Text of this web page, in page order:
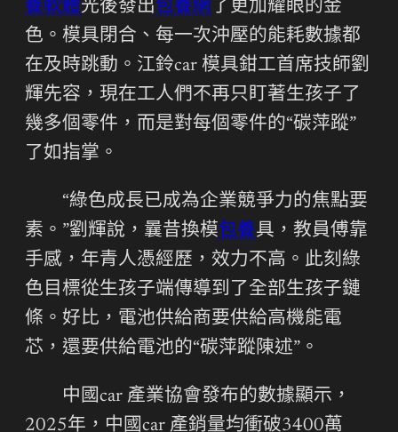
養軟體光後發出包養網 了更加耀眼的金
色。模具閉合、每一次沖壓的能耗數據都
在及時跳動。江鈴car 模具鉗工首席技師劉
輝先容，現在工人們不再只盯著生孩子了
幾多個零件，而是對每個零件的“碳萍蹤”
了如指掌。
“綠色成長已成為企業競爭力的焦點要
素。”劉輝說，曩昔換模包養具，教員傅靠
手感，年青人憑經歷，效力不高。此刻綠
色目標從生孩子端傳導到了全部生孩子鏈
條。好比，電池供給商要供給高機能電
芯，還要供給電池的“碳萍蹤陳述”。
中國car 產業協會發布的數據顯示，
2025年，中國car 產銷量均衝破3400萬